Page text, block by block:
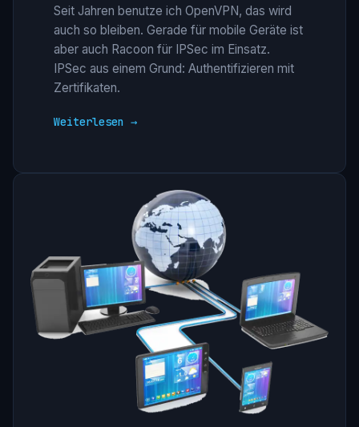
Seit Jahren benutze ich OpenVPN, das wird
auch so bleiben. Gerade für mobile Geräte ist
aber auch Racoon für IPSec im Einsatz.
IPSec aus einem Grund: Authentifizieren mit
Zertifikaten.
Weiterlesen →